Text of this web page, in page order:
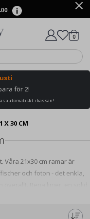
.
0
för 2!
automatiskt i kassan!
X 30 CM
Våra 21x30 cm ramar är
och foton - det enkla,
utan att stjäla showen.